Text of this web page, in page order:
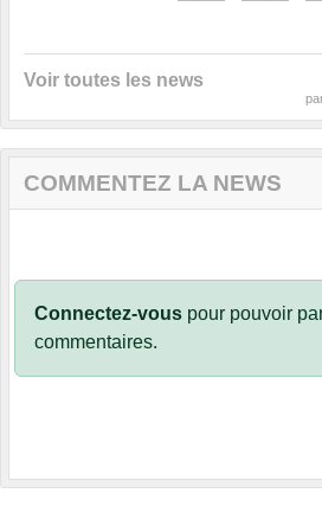
Voir toutes les news
COMMENTEZ LA NEWS
Connectez-vous pour pouvoir
commentaires.